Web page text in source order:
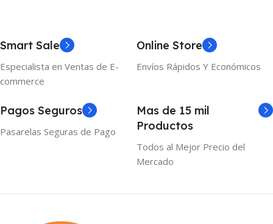
Smart Sale
Especialista en Ventas de E-
commerce
Online Store
Envíos Rápidos Y Económicos
Pagos Seguros
Pasarelas Seguras de Pago
Mas de 15 mil
Productos
Todos al Mejor Precio del
Mercado